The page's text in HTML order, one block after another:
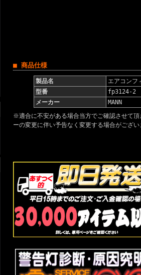
■ 商品仕様
製品名
エアコンフ
型番
fp3124-2
メーカー
MANN
※適合に不安がある場合当方でご確認させて
ーの変更に伴い予告なく変更する場合がござ